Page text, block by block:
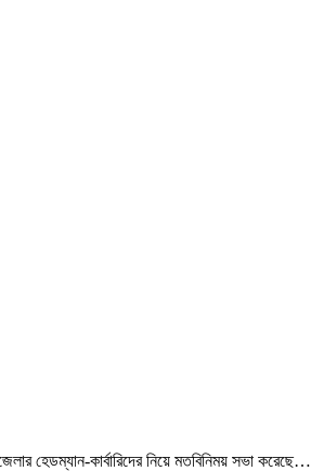
হেডম্যান-কার্বারিদের নিয়ে মতবিনিময় সভা করেছে…